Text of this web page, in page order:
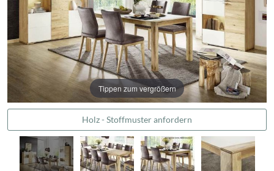
Tippen zum vergrößern
Holz - Stoffmuster anfordern